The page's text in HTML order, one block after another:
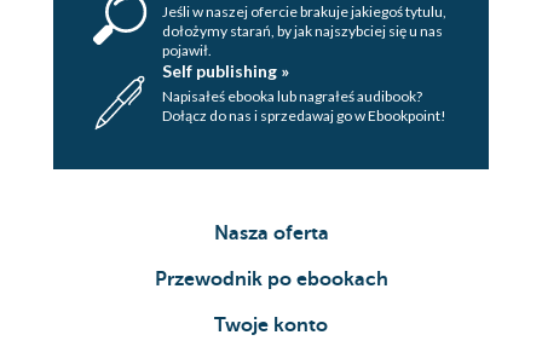
Jeśli w naszej ofercie brakuje jakiegoś tytulu,
dołożymy starań, by jak najszybciej się u nas
pojawił.
Self publishing »
Napisałeś ebooka lub nagrałeś audibook?
Dołącz do nas i sprzedawaj go w Ebookpoint!
Nasza oferta
Przewodnik po ebookach
Twoje konto